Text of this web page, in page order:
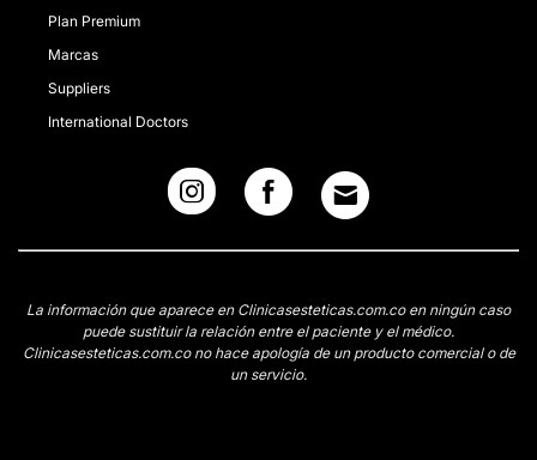
Plan Premium
Marcas
Suppliers
International Doctors
La información que aparece en Clinicasesteticas.com.co en ningún caso
puede sustituir la relación entre el paciente y el médico.
Clinicasesteticas.com.co no hace apología de un producto comercial o de
un servicio.